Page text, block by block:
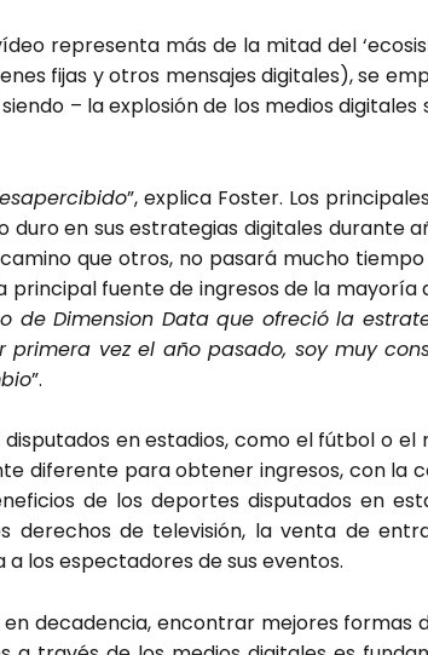
repre­sen­ta más de la mitad del
fijas y otros men­sa­jes digi­ta­les), se
– la explo­sión de los medios
”, expli­ca Fos­ter. Los
en sus estra­te­gias digi­ta­les duran­te
que otros, no pasa­rá mucho
prin­ci­pal fuen­te de ingre­sos de la
de Dimen­sion Data que ofre­ció la
vez el año pasa­do, soy muy
”.
en esta­dios, como el fút­bol o el
dife­ren­te para obte­ner ingre­sos, con la
de los depor­tes dispu­tados en
dere­chos de tele­vi­sión, la ven­ta de
los espec­ta­do­res de sus even­tos.
en deca­den­cia, encon­trar mejo­res for­mas